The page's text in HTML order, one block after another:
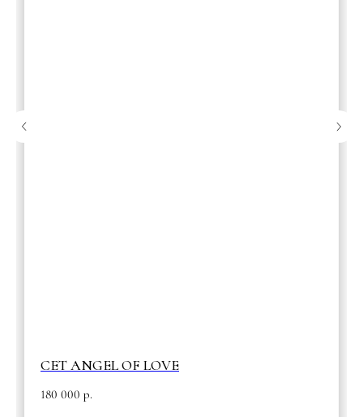
СЕТ ANGEL OF LOVE
180 000 р.